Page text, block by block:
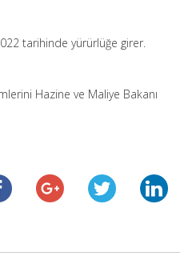
tarihinde yürürlüğe girer.
Hazine ve Maliye Bakanı